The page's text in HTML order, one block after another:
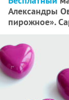
Александры
пирожное».